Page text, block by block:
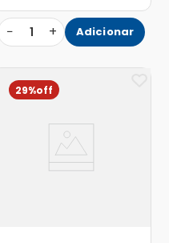
− 1 + Adicionar
29%